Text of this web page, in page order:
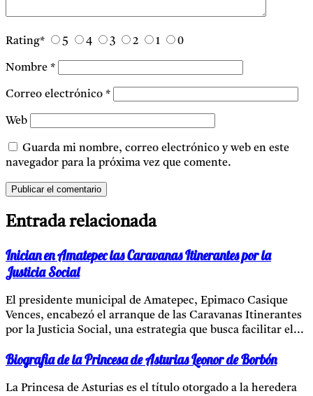
Rating* 5 4 3 2 1 0
Nombre *
Correo electrónico *
Web
Guarda mi nombre, correo electrónico y web en este
navegador para la próxima vez que comente.
Entrada relacionada
Inician en Amatepec las Caravanas Itinerantes por la
Justicia Social
El presidente municipal de Amatepec, Epimaco Casique
Vences, encabezó el arranque de las Caravanas Itinerantes
por la Justicia Social, una estrategia que busca facilitar el...
Biografia de la Princesa de Asturias Leonor de Borbón
La Princesa de Asturias es el título otorgado a la heredera